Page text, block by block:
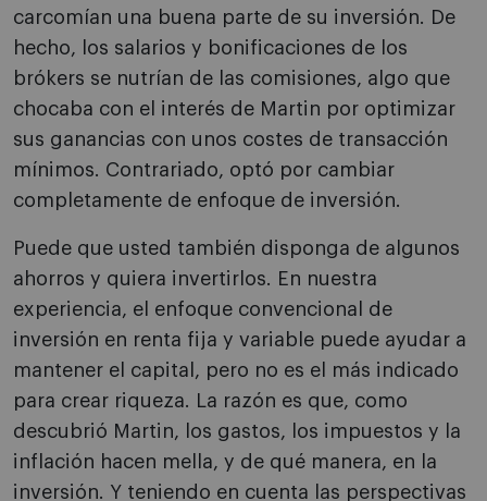
carcomían una buena parte de su inversión. De
hecho, los salarios y bonificaciones de los
brókers se nutrían de las comisiones, algo que
chocaba con el interés de Martin por optimizar
sus ganancias con unos costes de transacción
mínimos. Contrariado, optó por cambiar
completamente de enfoque de inversión.
Puede que usted también disponga de algunos
ahorros y quiera invertirlos. En nuestra
experiencia, el enfoque convencional de
inversión en renta fija y variable puede ayudar a
mantener el capital, pero no es el más indicado
para crear riqueza. La razón es que, como
descubrió Martin, los gastos, los impuestos y la
inflación hacen mella, y de qué manera, en la
inversión. Y teniendo en cuenta las perspectivas